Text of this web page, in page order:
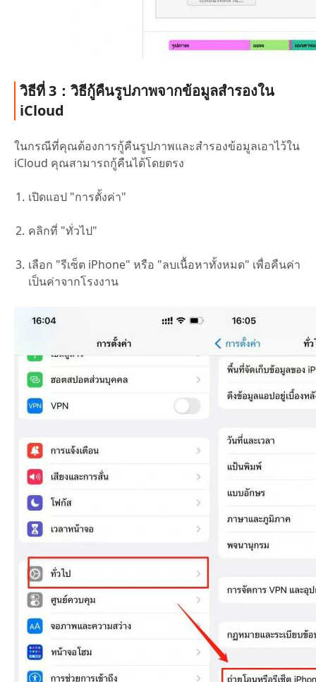
วิธีที่ 3：วิธีกู้คืนรูปภาพจากข้อมูลสำรองใน
iCloud
ในกรณีที่คุณต้องการกู้คืนรูปภาพและสำรองข้อมูลเอาไว้ใน
iCloud คุณสามารถกู้คืนได้โดยตรง
เปิดแอป "การตั้งค่า"
คลิกที่ "ทั่วไป"
เลือก "รีเซ็ต iPhone" หรือ "ลบเนื้อหาทั้งหมด" เพื่อคืนค่า
เป็นค่าจากโรงงาน